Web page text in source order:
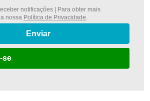
notificações | Para obter mais
nossa Política de Privacidade.
Enviar
se